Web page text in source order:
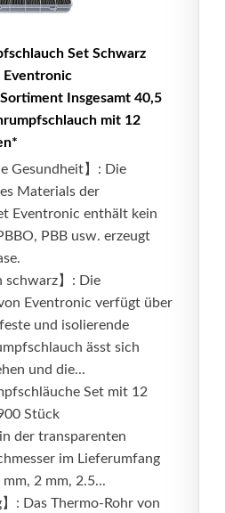
Set Schwarz
Eventronic
Insgesamt 40,5
mit 12
Gesundheit】: Die
Materials der
Eventronic enthält kein
PBB usw. erzeugt
schwarz】: Die
Eventronic verfügt über
und isolierende
ässt sich
und die...
Set mit 12
Stück
der transparenten
im Lieferumfang
2 mm, 2.5...
: Das Thermo-Rohr von